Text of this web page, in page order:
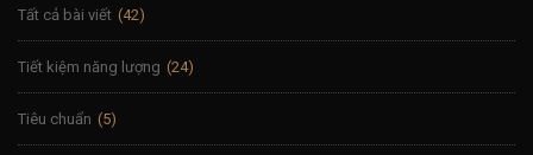
Tất cả bài viết (42)
Tiết kiệm năng lượng (24)
Tiêu chuẩn (5)